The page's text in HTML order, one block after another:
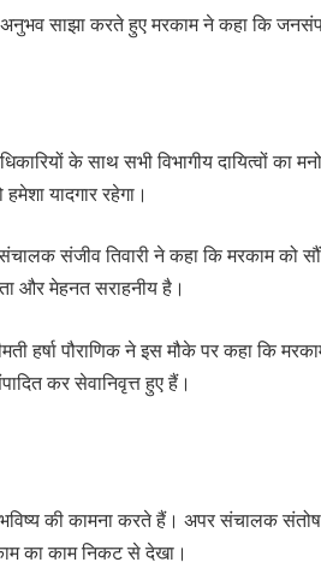
साझा करते हुए मरकाम ने कहा कि
के साथ सभी विभागीय दायित्वों का
यादगार रहेगा।
संजीव तिवारी ने कहा कि मरकाम को
और मेहनत सराहनीय है।
हर्षा पौराणिक ने इस मौके पर कहा कि
कर सेवानिवृत्त हुए हैं।
की कामना करते हैं। अपर संचालक संतोष
का काम निकट से देखा।